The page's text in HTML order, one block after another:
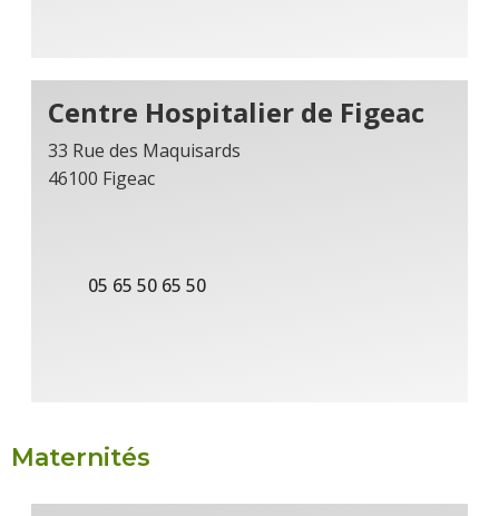
Centre Hospitalier de Figeac
33 Rue des Maquisards
46100 Figeac
05 65 50 65 50
Maternités